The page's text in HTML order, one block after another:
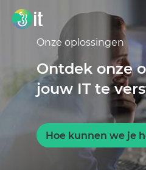
Onze oplossingen
Ontdek onze
jouw IT te
Hoe kunnen we je